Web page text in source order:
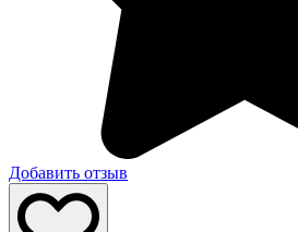
Добавить отзыв